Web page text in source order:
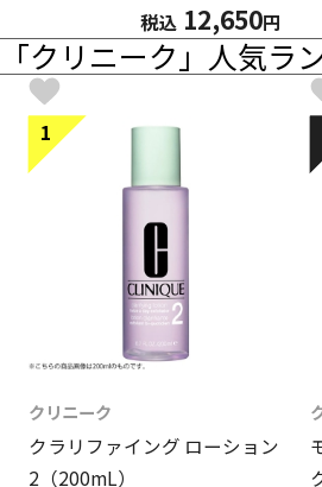
税込 12,650円
「クリニーク」人気ラ
1
クリニーク
クラリファイング ローション
2（200mL）